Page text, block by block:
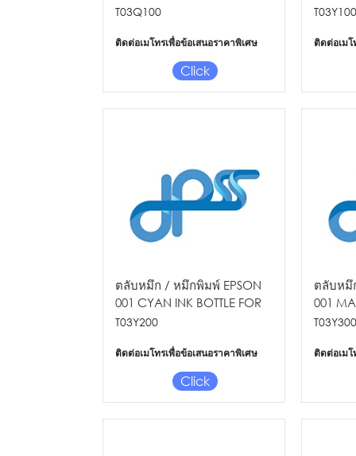
Click
M1110/M1120/M2140
T03Q100
ติดต่อเมโทรเพื่อข้อเสนอราคาพิเศษ
L4150/
T03Y100
ติดต่อเมโ
Click
ตลับหมึก / หมึกพิมพ์ EPSON
001 CYAN INK BOTTLE FOR
L4150/L416 0/L6160/6190
T03Y200
ติดต่อเมโทรเพื่อข้อเสนอราคาพิเศษ
ตลับหมึ
001
L4150/
T03Y300
ติดต่อเมโ